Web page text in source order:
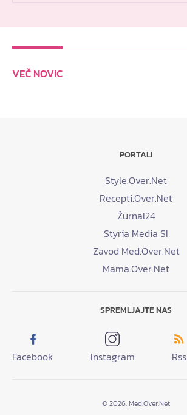
VEČ NOVIC
PORTALI
Style.Over.Net
Recepti.Over.Net
Žurnal24
Styria Media SI
Zavod Med.Over.Net
Mama.Over.Net
SPREMLJAJTE NAS
Facebook Instagram Rss
© 2026. Med.Over.Net